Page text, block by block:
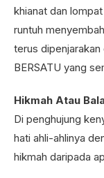
khianat dan
runtuh
terus
BERSATU yang
Hikmah Atau
Di penghujung
hati ahli-ahlinya
hikmah daripada